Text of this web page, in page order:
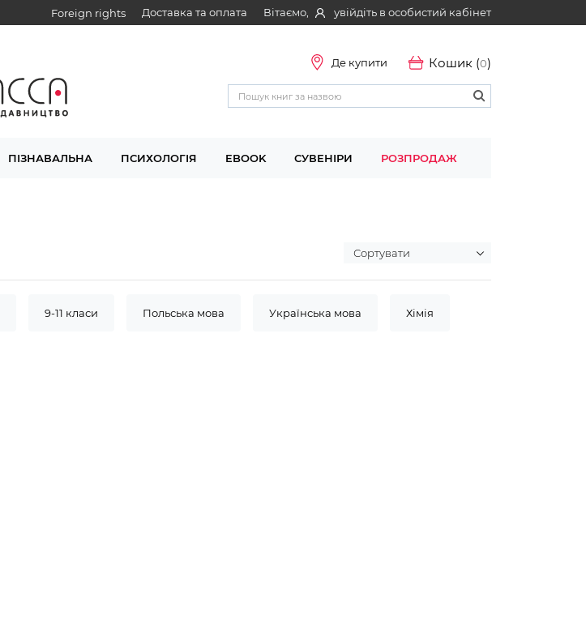
Foreign rights Доставка та оплата Вітаємо, увійдіть в особистий кабінет
Де купити Кошик (0)
ПІЗНАВАЛЬНА ПСИХОЛОГІЯ EBOOK СУВЕНІРИ РОЗПРОДАЖ
9-11 класи Польська мова Українська мова Хімія